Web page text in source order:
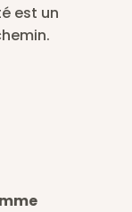
est un